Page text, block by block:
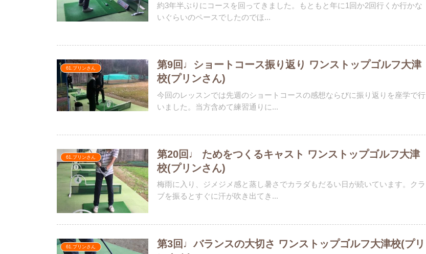
約3年半ぶりにコースを回ってきました。もともと年に1回か2回行くか行かな
いぐらいのペースでしたのでほ...
61.プリンさん
第9回♩ショートコース振り返り ワンストップゴルフ大津
校(プリンさん)
今回のレッスンでは先週のショートコースの感想ならびに振り返りを座学で行
いました。当方含めて練習通りに...
61.プリンさん
第20回♩ ためをつくるキャスト ワンストップゴルフ大津
校(プリンさん)
梅雨に入り、ジメジメ感と蒸し暑さでカラダもだるい日が続いています。クラ
ブを振るとすぐに汗が吹き出てき...
61.プリンさん
第3回♩バランスの大切さ ワンストップゴルフ大津校(プリ